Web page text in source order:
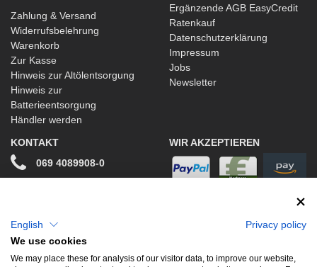
Zahlung & Versand
Widerrufsbelehrung
Warenkorb
Zur Kasse
Hinweis zur Altölentsorgung
Hinweis zur
Batterieentsorgung
Händler werden
Ergänzende AGB EasyCredit
Ratenkauf
Datenschutzerklärung
Impressum
Jobs
Newsletter
KONTAKT
069 4089908-0
Facebook
WIR AKZEPTIEREN
English
Privacy policy
We use cookies
We may place these for analysis of our visitor data, to improve our website,